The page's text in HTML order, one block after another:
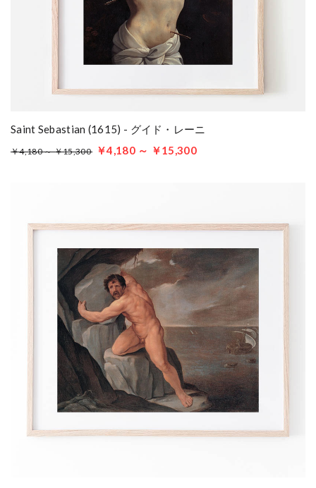
Saint Sebastian (1615) - グイド・レーニ
￥4,180 ～ ￥15,300 ￥4,180 ～ ￥15,300